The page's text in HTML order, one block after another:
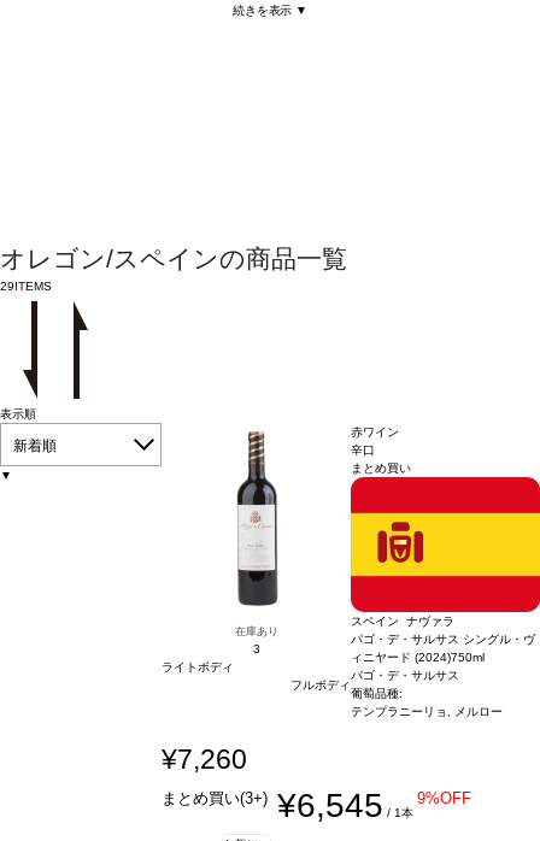
続きを表示 ▼
オレゴン/スペインの商品一覧
29ITEMS
表示順
新着順
▼
在庫あり
3
ライトボディ
フルボディ
赤ワイン
辛口
まとめ買い
スペイン ナヴァラ
パゴ・デ・サルサス シングル・ヴ
ィニヤード (2024)750ml
パゴ・デ・サルサス
葡萄品種:
テンプラニーリョ, メルロー
¥7,260
まとめ買い(3+) ¥6,545 / 1本
9%OFF